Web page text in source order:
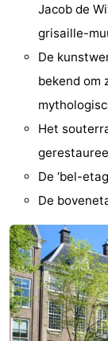
Coffeeshops
Homohoofdstad
Rosse
Geschiedenis
Diamantstad
in
het
centrum
Parken
en
tuinen
Stadsdelen
Omgeving
-
Jacob de
grisaille-
De
bekend om
Het
De ‘bel-
De